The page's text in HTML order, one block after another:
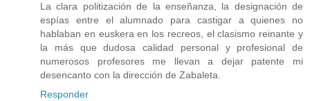
La clara politización de la enseñanza, la designación de
espías entre el alumnado para castigar a quienes no
hablaban en euskera en los recreos, el clasismo reinante y
la más que dudosa calidad personal y profesional de
numerosos profesores me llevan a dejar patente mi
desencanto con la dirección de Zabaleta.
Responder